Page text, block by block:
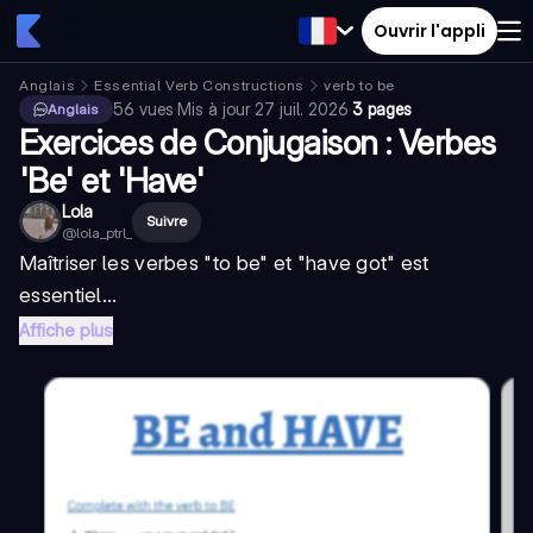
Ouvrir l'appli
Anglais Essential Verb Constructions
verb to be
Anglais
56 vues·Mis à jour 27 juil. 2026·3 pages
Exercices de Conjugaison : Verbes
'Be' et 'Have'
Lola
@lola_ptrl_
Suivre
Maîtriser les verbes "to be" et "have got" est
essentiel...
Affiche plus